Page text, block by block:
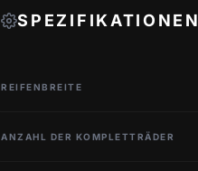
SPEZIFIKATIONEN
REIFENBREITE
ANZAHL DER KOMPLETTRÄDER